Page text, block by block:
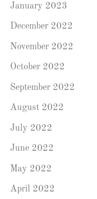
January 2023
December 2022
November 2022
October 2022
September 2022
August 2022
July 2022
June 2022
May 2022
April 2022